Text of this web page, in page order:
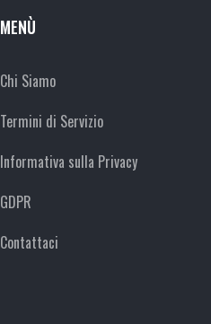
MENÙ
Chi Siamo
Termini di Servizio
Informativa sulla Privacy
GDPR
Contattaci